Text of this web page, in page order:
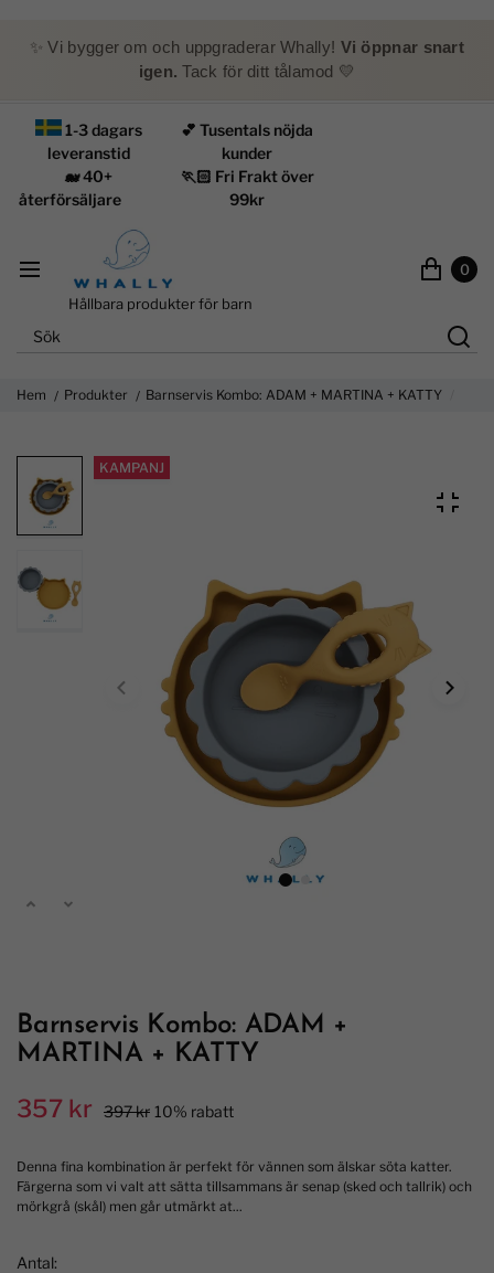
✨ Vi bygger om och uppgraderar Whally! Vi öppnar snart
igen. Tack för ditt tålamod 💛
1-3 dagars
leveranstid
🐋 40+
återförsäljare
💕 Tusentals nöjda
kunder
🏃🏻 Fri Frakt över
99kr
Hållbara produkter för barn
0
Hem Produkter Barnservis Kombo: ADAM + MARTINA + KATTY
KAMPANJ
Barnservis Kombo: ADAM +
MARTINA + KATTY
357 kr 397 kr 10% rabatt
Denna fina kombination är perfekt för vännen som älskar söta katter.
Färgerna som vi valt att sätta tillsammans är senap (sked och tallrik) och
mörkgrå (skål) men går utmärkt at...
Antal: